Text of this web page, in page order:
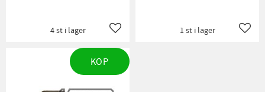
Lägg till i favoriter
4 st i lager 1 st i lager
KÖP